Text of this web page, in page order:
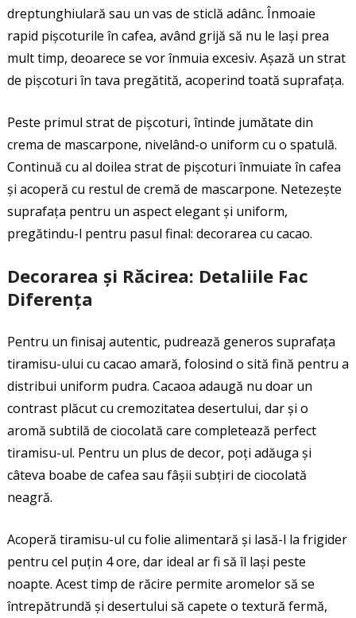
dreptunghiulară sau un vas de sticlă adânc. Înmoaie
rapid pișcoturile în cafea, având grijă să nu le lași prea
mult timp, deoarece se vor înmuia excesiv. Așază un strat
de pișcoturi în tava pregătită, acoperind toată suprafața.
Peste primul strat de pișcoturi, întinde jumătate din
crema de mascarpone, nivelând-o uniform cu o spatulă.
Continuă cu al doilea strat de pișcoturi înmuiate în cafea
și acoperă cu restul de cremă de mascarpone. Netezește
suprafața pentru un aspect elegant și uniform,
pregătindu-l pentru pasul final: decorarea cu cacao.
Decorarea și Răcirea: Detaliile Fac
Diferența
Pentru un finisaj autentic, pudrează generos suprafața
tiramisu-ului cu cacao amară, folosind o sită fină pentru a
distribui uniform pudra. Cacaoa adaugă nu doar un
contrast plăcut cu cremozitatea desertului, dar și o
aromă subtilă de ciocolată care completează perfect
tiramisu-ul. Pentru un plus de decor, poți adăuga și
câteva boabe de cafea sau fâșii subțiri de ciocolată
neagră.
Acoperă tiramisu-ul cu folie alimentară și lasă-l la frigider
pentru cel puțin 4 ore, dar ideal ar fi să îl lași peste
noapte. Acest timp de răcire permite aromelor să se
întrepătrundă și desertului să capete o textură fermă,